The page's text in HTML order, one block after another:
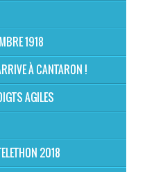
1918
À CANTARON !
AGILES
2018